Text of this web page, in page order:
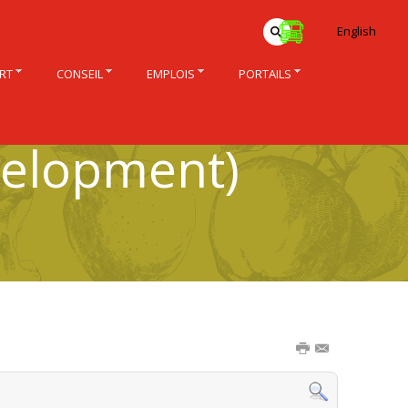
English
CONSEIL EMPLOIS PORTAILS